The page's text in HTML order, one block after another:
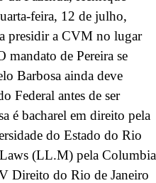
feira, 12 de julho,
presidir a CVM no lugar
mandato de Pereira se
Barbosa ainda deve
Federal antes de ser
é bacharel em direito pela
do Estado do Rio
(LL.M) pela Columbia
Direito do Rio de Janeiro